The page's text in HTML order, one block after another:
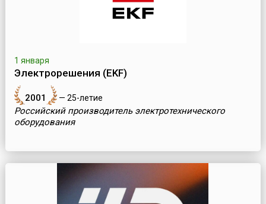
1 января
Электрорешения (EKF)
2001 — 25-летие
Российский производитель электротехнического
оборудования